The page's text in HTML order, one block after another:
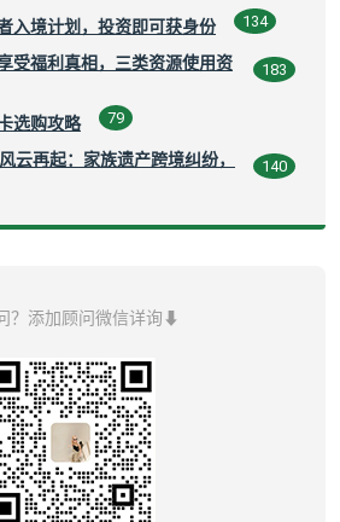
入境计划，投资即可获身份 134
受福利真相，三类资源使用资
183
选购攻略 79
云再起：家族遗产跨境纠纷，
140
？添加顾问微信详询⬇